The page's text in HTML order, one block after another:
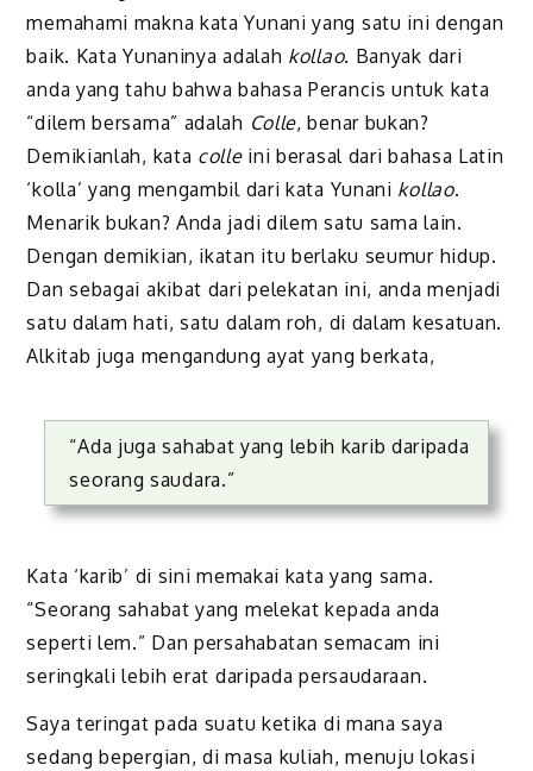
memahami makna kata Yunani yang satu ini dengan
baik. Kata Yunaninya adalah kollao. Banyak dari
anda yang tahu bahwa bahasa Perancis untuk kata
“dilem bersama” adalah Colle, benar bukan?
Demikianlah, kata colleini berasal dari bahasa Latin
‘kolla’ yang mengambil dari kata Yunani kollao.
Menarik bukan? Anda jadi dilem satu sama lain.
Dengan demikian, ikatan itu berlaku seumur hidup.
Dan sebagai akibat dari pelekatan ini, anda menjadi
satu dalam hati, satu dalam roh, di dalam kesatuan.
Alkitab juga mengandung ayat yang berkata,
“Ada juga sahabat yang lebih karib daripada
seorang saudara.”
Kata ‘karib’ di sini memakai kata yang sama.
“Seorang sahabat yang melekat kepada anda
seperti lem.” Dan persahabatan semacam ini
seringkali lebih erat daripada persaudaraan.
Saya teringat pada suatu ketika di mana saya
sedang bepergian, di masa kuliah, menuju lokasi